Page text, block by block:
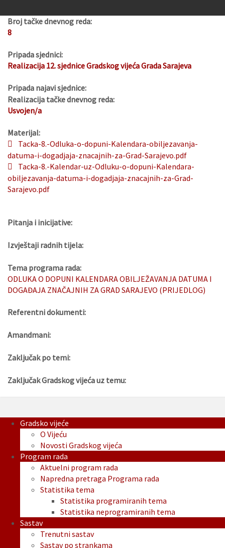
Broj tačke dnevnog reda:
8
Pripada sjednici:
Realizacija 12. sjednice Gradskog vijeća Grada Sarajeva
Pripada najavi sjednice:
Realizacija tačke dnevnog reda:
Usvojen/a
Materijal:
Tacka-8.-Odluka-o-dopuni-Kalendara-obiljezavanja-
datuma-i-dogadjaja-znacajnih-za-Grad-Sarajevo.pdf
Tacka-8.-Kalendar-uz-Odluku-o-dopuni-Kalendara-
obiljezavanja-datuma-i-dogadjaja-znacajnih-za-Grad-
Sarajevo.pdf
Pitanja i inicijative:
Izvještaji radnih tijela:
Tema programa rada:
ODLUKA O DOPUNI KALENDARA OBILJEŽAVANJA DATUMA I
DOGAĐAJA ZNAČAJNIH ZA GRAD SARAJEVO (PRIJEDLOG)
Referentni dokumenti:
Amandmani:
Zaključak po temi:
Zaključak Gradskog vijeća uz temu:
Gradsko vijeće
O Vijeću
Novosti Gradskog vijeća
Program rada
Aktuelni program rada
Napredna pretraga Programa rada
Statistika tema
Statistika programiranih tema
Statistika neprogramiranih tema
Sastav
Trenutni sastav
Sastav po strankama